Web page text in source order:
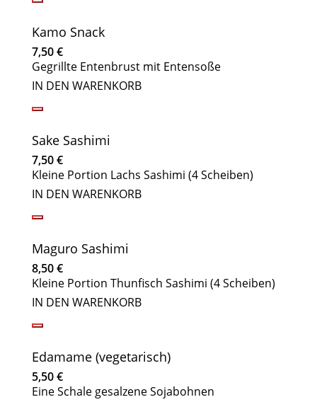
Kamo Snack
7,50€
Gegrillte Entenbrust mit Entensoße
IN DEN WARENKORB
Sake Sashimi
7,50€
Kleine Portion Lachs Sashimi (4 Scheiben)
IN DEN WARENKORB
Maguro Sashimi
8,50€
Kleine Portion Thunfisch Sashimi (4 Scheiben)
IN DEN WARENKORB
Edamame (vegetarisch)
5,50€
Eine Schale gesalzene Sojabohnen